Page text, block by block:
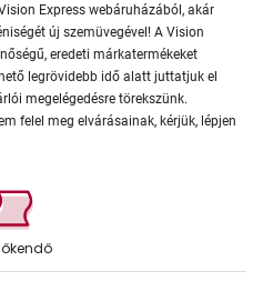
Express webáruházából, akár
új szemüvegével! A Vision
eredeti márkatermékeket
legrövidebb idő alatt juttatjuk el
megelégedésre törekszünk.
felel meg elvárásainak, kérjük, lépjen